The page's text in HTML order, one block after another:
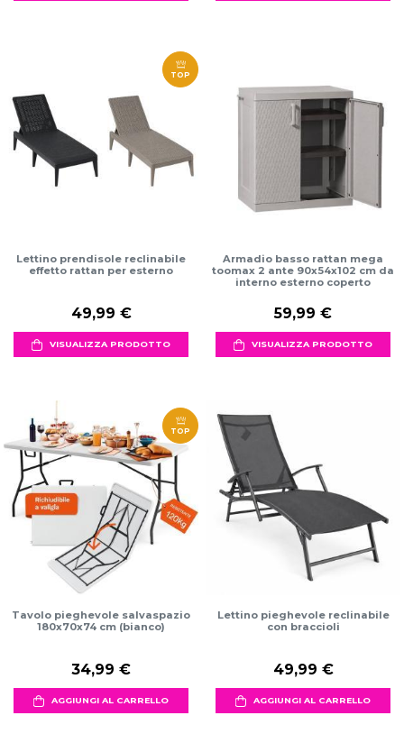
TOP
Lettino prendisole reclinabile
effetto rattan per esterno
49,99 €
VISUALIZZA PRODOTTO
Armadio basso rattan mega
toomax 2 ante 90x54x102 cm da
interno esterno coperto
59,99 €
VISUALIZZA PRODOTTO
TOP
Tavolo pieghevole salvaspazio
180x70x74 cm (bianco)
34,99 €
AGGIUNGI AL CARRELLO
Lettino pieghevole reclinabile
con braccioli
49,99 €
AGGIUNGI AL CARRELLO